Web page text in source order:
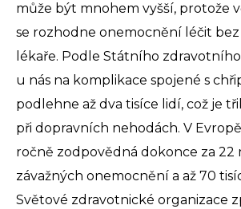
může být mnohem vyšší, protože
se rozhodne onemocnění léčit
lékaře. Podle Státního
u nás na komplikace spojené s
podlehne až dva tisíce lidí, což je
při dopravních nehodách. V
ročně zodpovědná dokonce za 22
závažných onemocnění a až 70
Světové zdravotnické organizace